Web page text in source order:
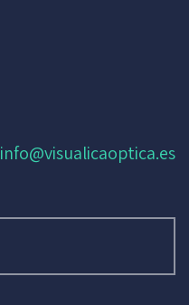
info@visualicaoptica.es